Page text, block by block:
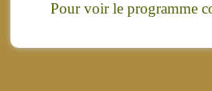
Pour voir le programme